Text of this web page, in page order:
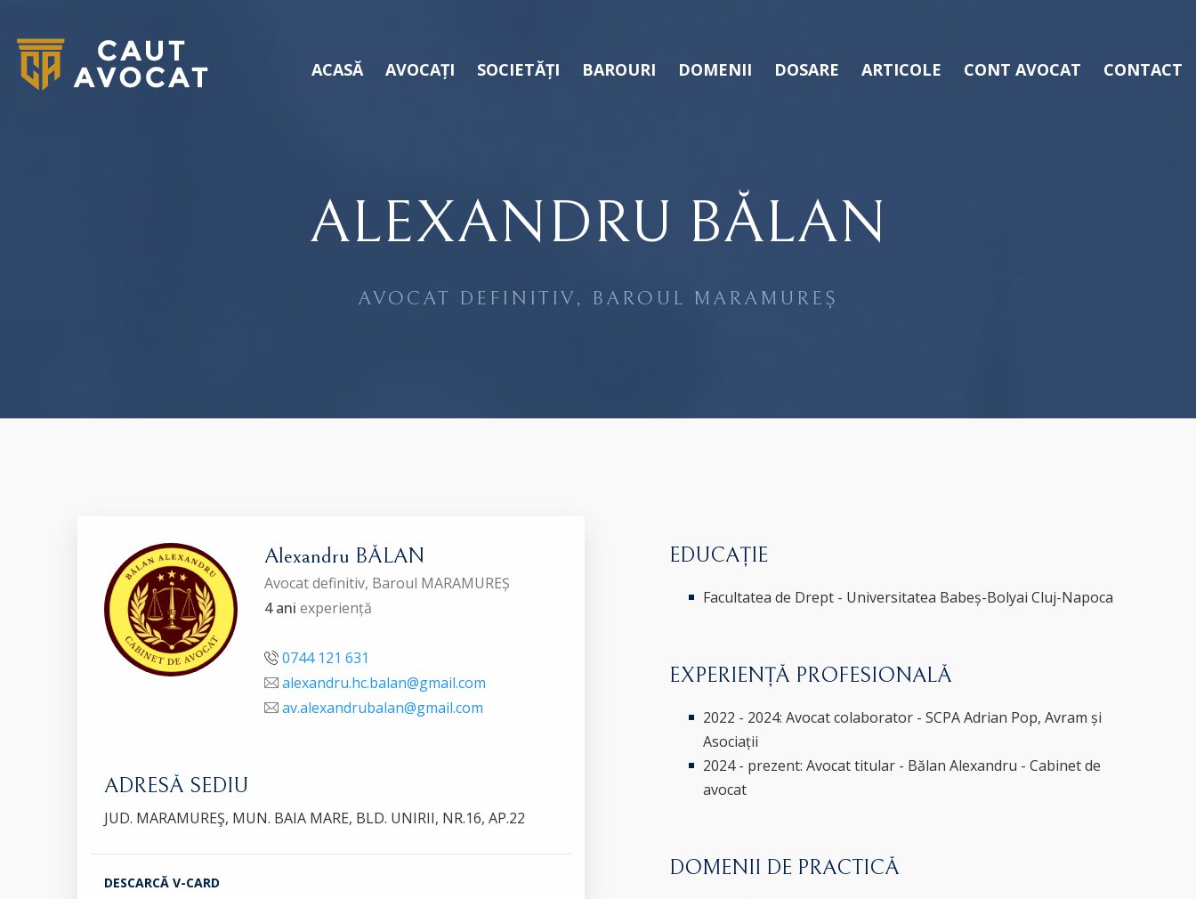
ACASĂ AVOCAȚI SOCIETĂȚI BAROURI DOMENII DOSARE ARTICOLE CONT AVOCAT CONTACT
ALEXANDRU BĂLAN
AVOCAT DEFINITIV, BAROUL MARAMUREȘ
Alexandru BĂLAN
Avocat definitiv, Baroul MARAMUREȘ
4 ani experiență
0744 121 631
alexandru.hc.balan@gmail.com
av.alexandrubalan@gmail.com
ADRESĂ SEDIU
JUD. MARAMUREŞ, MUN. BAIA MARE, BLD. UNIRII, NR.16, AP.22
DESCARCĂ V-CARD
EDUCAȚIE
Facultatea de Drept - Universitatea Babeș-Bolyai Cluj-Napoca
EXPERIENȚĂ PROFESIONALĂ
2022 - 2024: Avocat colaborator - SCPA Adrian Pop, Avram și
Asociații
2024 - prezent: Avocat titular - Bălan Alexandru - Cabinet de
avocat
DOMENII DE PRACTICĂ